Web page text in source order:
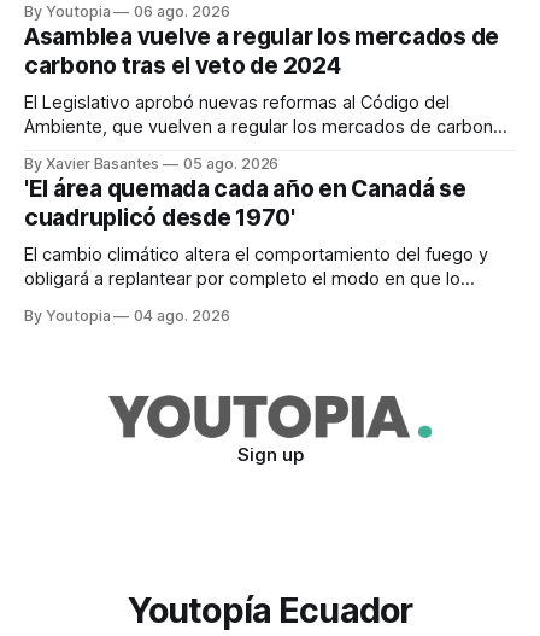
By Youtopia 06 ago. 2026
Asamblea vuelve a regular los mercados de
carbono tras el veto de 2024
El Legislativo aprobó nuevas reformas al Código del
Ambiente, que vuelven a regular los mercados de carbono,
By Xavier Basantes 05 ago. 2026
'El área quemada cada año en Canadá se
cuadruplicó desde 1970'
El cambio climático altera el comportamiento del fuego y
obligará a replantear por completo el modo en que lo
By Youtopia 04 ago. 2026
Sign up
Youtopía Ecuador